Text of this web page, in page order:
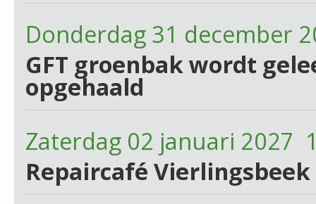
Donderdag 31 december
GFT groenbak wordt
opgehaald
Zaterdag 02 januari 2027
Repaircafé